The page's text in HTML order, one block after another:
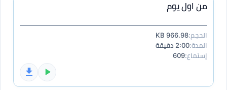
من اول يوم
الحجم:966.98 KB
المدة:2:00 دقيقة
إستماع:609